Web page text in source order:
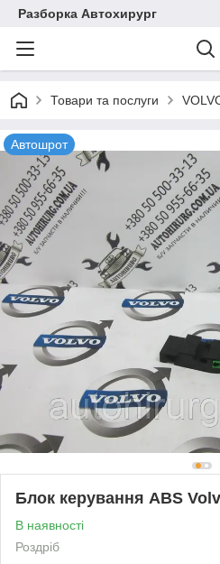
Разборка Автохирург
Товари та послуги
Автошрот
Блок керування ABS
В наявності
Роздріб